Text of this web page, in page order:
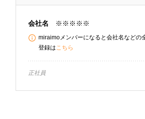
会社名 ※※※※※
miraimoメンバーになると会社名などの
登録はこちら
正社員